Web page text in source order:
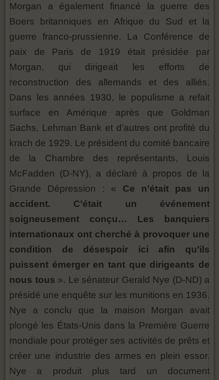
Morgan a également financé la guerre des
Boers britanniques en Afrique du Sud et la
guerre franco-prussienne. La Conférence de
paix de Paris de 1919 était présidée par
Morgan, qui dirigeait les efforts de
reconstruction des allemands et des alliés.
Dans les années 1930, le populisme a refait
surface en Amérique après que Goldman
Sachs, Lehman Bank et d’autres ont profité du
krach de 1929. Le président du comité bancaire
de la Chambre des représentants, Louis
McFadden (D-NY), a déclaré à propos de la
Grande Dépression : « Ce n’était pas un
accident. C’était un événement
soigneusement conçu… Les banquiers
internationaux ont cherché à provoquer une
condition de désespoir ici afin qu’ils
puissent émerger en tant que dirigeants de
nous tous ». Le sénateur Gerald Nye (D-ND) a
présidé une enquête sur les munitions en 1936.
Nye a conclu que la maison Morgan avait
plongé les États-Unis dans la Première Guerre
mondiale pour protéger ses activités de prêts et
créer une industrie des armes en plein essor.
Nye a produit plus tard un document